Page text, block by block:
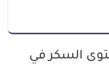
السكر في